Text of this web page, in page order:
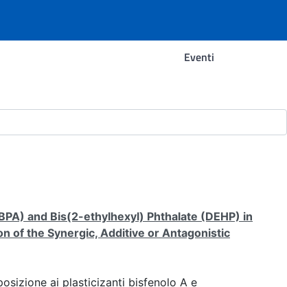
Eventi
and Bis(2-ethylhexyl) Phthalate (DEHP) in
of the Synergic, Additive or Antagonistic
ai plasticizanti bisfenolo A e